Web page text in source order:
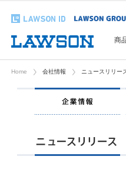
商
Home 会社情報 ニュースリリー